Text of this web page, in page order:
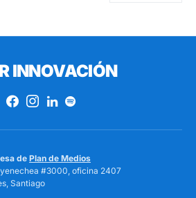
INNOVACIÓN
de Plan de Medios
#3000, oficina 2407
Santiago